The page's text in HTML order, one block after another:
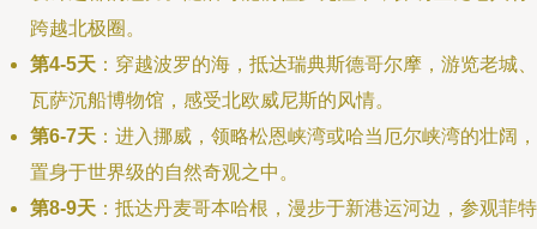
跨越北极圈。
第4-5天 ：穿越波罗的海，抵达瑞典斯德哥尔摩，游览老城、
瓦萨沉船博物馆，感受北欧威尼斯的风情。
第6-7天 ：进入挪威，领略松恩峡湾或哈当厄尔峡湾的壮阔，
置身于世界级的自然奇观之中。
第8-9天 ：抵达丹麦哥本哈根，漫步于新港运河边，参观菲特